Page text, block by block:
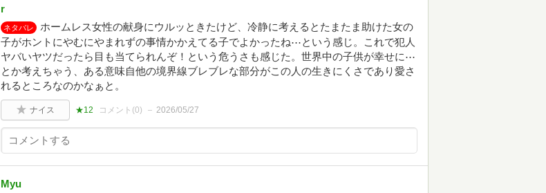
r
ネタバレ
ホームレス女性の献身にウルッときたけど、冷静に考えるとたまたま助けた女の
子がホントにやむにやまれずの事情かかえてる子でよかったね⋯という感じ。これで犯人
ヤバいヤツだったら目も当てられんぞ！という危うさも感じた。世界中の子供が幸せに⋯
とか考えちゃう、ある意味自他の境界線ブレブレな部分がこの人の生きにくさであり愛さ
れるところなのかなぁと。
ナイス ★12 コメント(0) 2026/05/27
Myu